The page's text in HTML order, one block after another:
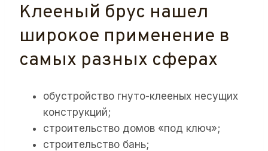
Клееный брус нашел
широкое применение в
самых разных сферах
обустройство гнуто-клееных несущих
конструкций;
строительство домов «под ключ»;
строительство бань;